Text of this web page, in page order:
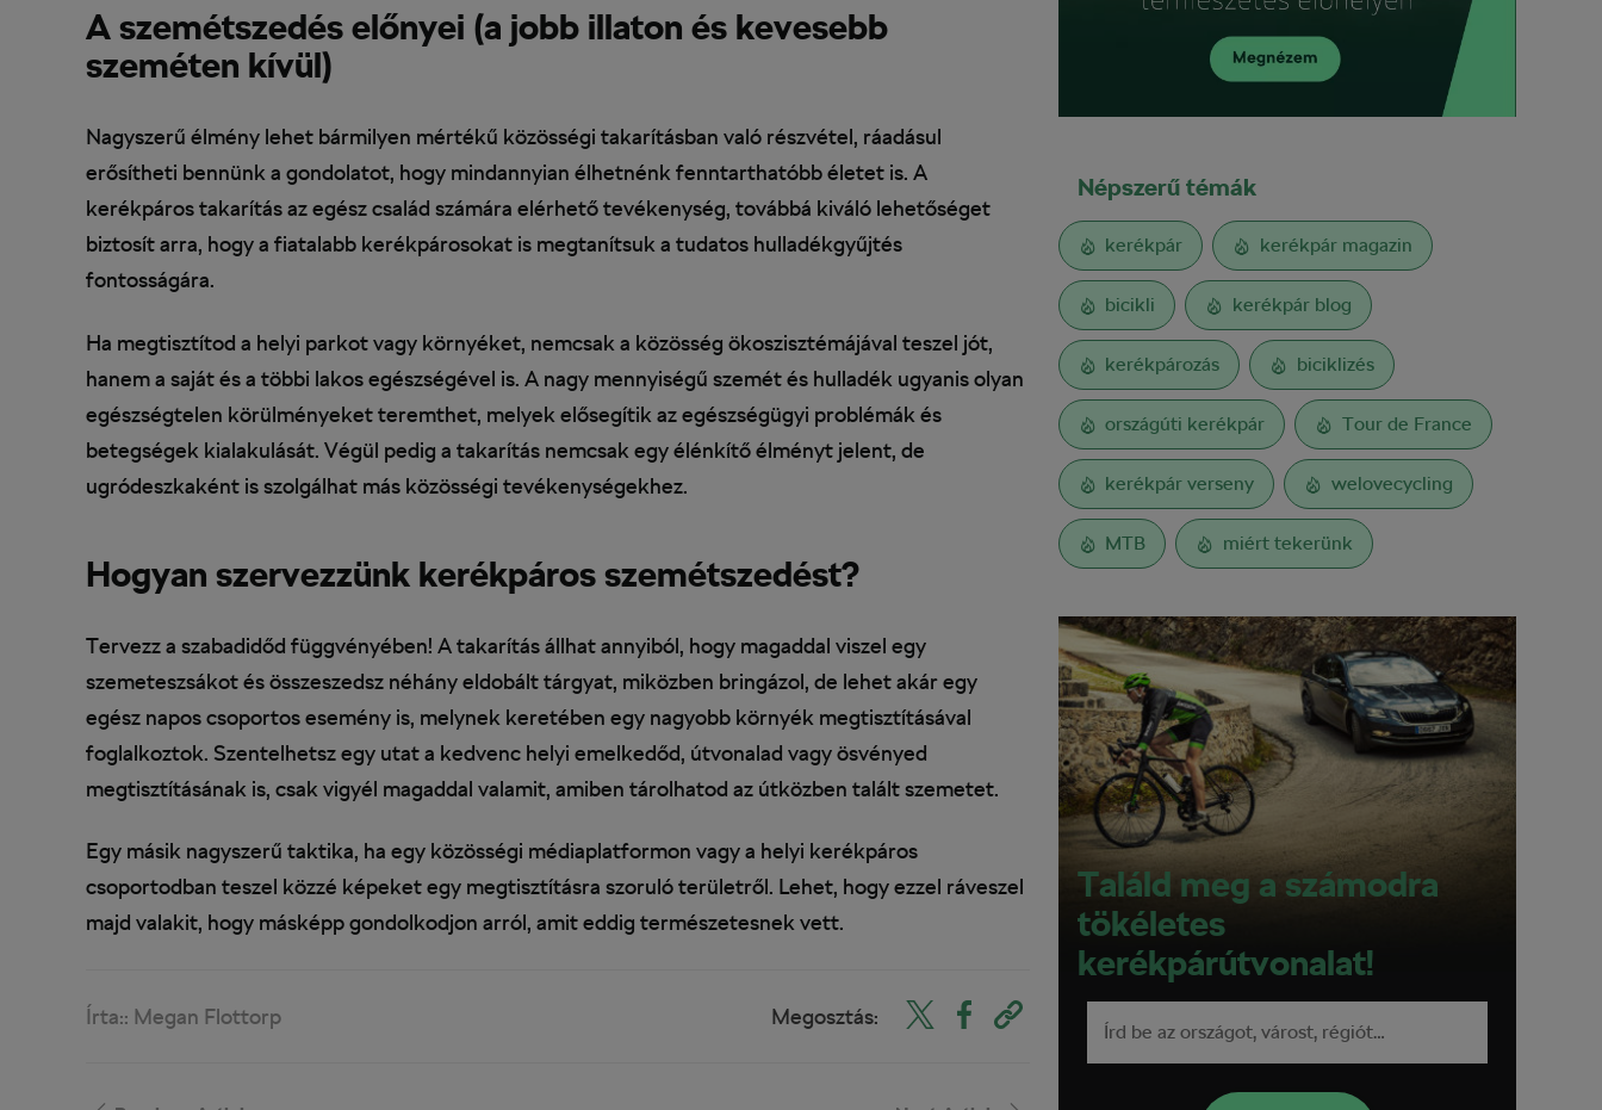
A szemétszedés előnyei (a jobb illaton és kevesebb
szeméten kívül)
Nagyszerű élmény lehet bármilyen mértékű közösségi takarításban való részvétel, ráadásul
erősítheti bennünk a gondolatot, hogy mindannyian élhetnénk fenntarthatóbb életet is. A
kerékpáros takarítás az egész család számára elérhető tevékenység, továbbá kiváló lehetőséget
biztosít arra, hogy a fiatalabb kerékpárosokat is megtanítsuk a tudatos hulladékgyűjtés
fontosságára.
Ha megtisztítod a helyi parkot vagy környéket, nemcsak a közösség ökoszisztémájával teszel jót,
hanem a saját és a többi lakos egészségével is. A nagy mennyiségű szemét és hulladék ugyanis olyan
egészségtelen körülményeket teremthet, melyek elősegítik az egészségügyi problémák és
betegségek kialakulását. Végül pedig a takarítás nemcsak egy élénkítő élményt jelent, de
ugródeszkaként is szolgálhat más közösségi tevékenységekhez.
Hogyan szervezzünk kerékpáros szemétszedést?
Tervezz a szabadidőd függvényében! A takarítás állhat annyiból, hogy magaddal viszel egy
szemeteszsákot és összeszedsz néhány eldobált tárgyat, miközben bringázol, de lehet akár egy
egész napos csoportos esemény is, melynek keretében egy nagyobb környék megtisztításával
foglalkoztok. Szentelhetsz egy utat a kedvenc helyi emelkedőd, útvonalad vagy ösvényed
megtisztításának is, csak vigyél magaddal valamit, amiben tárolhatod az útközben talált szemetet.
Egy másik nagyszerű taktika, ha egy közösségi médiaplatformon vagy a helyi kerékpáros
csoportodban teszel közzé képeket egy megtisztításra szoruló területről. Lehet, hogy ezzel ráveszel
majd valakit, hogy másképp gondolkodjon arról, amit eddig természetesnek vett.
Írta:: Megan Flottorp Megosztás:
Népszerű témák
kerékpár kerékpár magazin
bicikli kerékpár blog
kerékpározás biciklizés
országúti kerékpár Tour de France
kerékpár verseny welovecycling
MTB miért tekerünk
Találd meg a számodra
tökéletes
kerékpárútvonalat!